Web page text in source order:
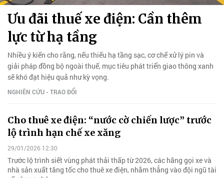
Ưu đãi thuế xe điện: Cần thêm
lực từ hạ tầng
Nhiều ý kiến cho rằng, nếu thiếu hạ tầng sạc, cơ chế xử lý pin và
giải pháp đồng bộ ngoài thuế, mục tiêu phát triển giao thông xanh
sẽ khó đạt hiệu quả như kỳ vọng.
NGHIÊN CỨU - TRAO ĐỔI
Cho thuê xe điện: “nước cờ chiến lược” trước
lộ trình hạn chế xe xăng
29/01/2026 12:30
Trước lộ trình siết vùng phát thải thấp từ 2026, các hãng gọi xe và
nhà sản xuất tăng tốc cho thuê xe điện, nhắm thẳng vào đội ngũ tài